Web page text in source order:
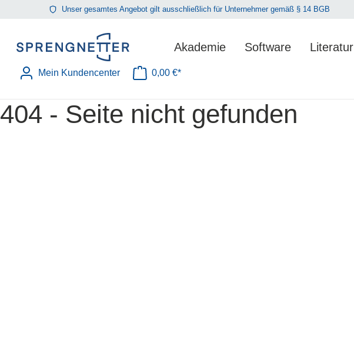
Zur Hauptnavigation springen
Unser gesamtes Angebot gilt ausschließlich für Unternehmer gemäß § 14 BGB
Akademie Software Literatur
Mein Kundencenter 0,00 €*
404 - Seite nicht gefunden